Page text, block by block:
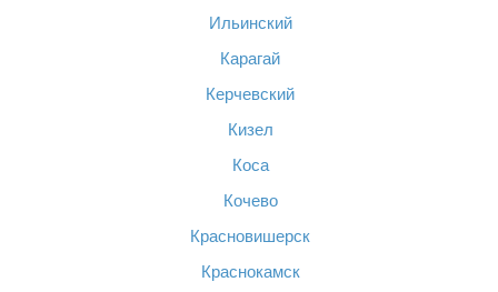
Ильинский
Карагай
Керчевский
Кизел
Коса
Кочево
Красновишерск
Краснокамск